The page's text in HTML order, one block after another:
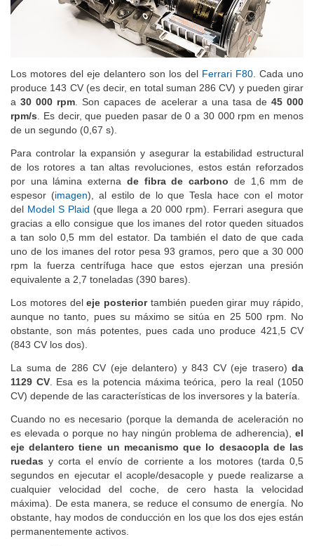
Los motores del eje delantero son los del Ferrari F80 . Cada uno
produce 143 CV (es decir, en total suman 286 CV) y pueden girar
a30 000 rpm . Son capaces de acelerar a una tasa de 45 000
rpm/s . Es decir, que pueden pasar de 0 a 30 000 rpm en menos
de un segundo (0,67 s).
Para controlar la expansión y asegurar la estabilidad estructural
de los rotores a tan altas revoluciones, estos están reforzados
por una lámina externa de fibra de carbono de 1,6 mm de
espesor (imagen), al estilo de lo que Tesla hace con el motor
del Model S Plaid (que llega a 20 000 rpm). Ferrari asegura que
gracias a ello consigue que los imanes del rotor queden situados
a tan solo 0,5 mm del estator. Da también el dato de que cada
uno de los imanes del rotor pesa 93 gramos, pero que a 30 000
rpm la fuerza centrífuga hace que estos ejerzan una presión
equivalente a 2,7 toneladas (390 bares).
Los motores deleje posteriortambién pueden girar muy rápido,
aunque no tanto, pues su máximo se sitúa en 25 500 rpm. No
obstante, son más potentes, pues cada uno produce 421,5 CV
(843 CV los dos).
La suma de 286 CV (eje delantero) y 843 CV (eje trasero) da
1129 CV. Esa es la potencia máxima teórica, pero la real (1050
CV) depende de las características de los inversores y la batería.
Cuando no es necesario (porque la demanda de aceleración no
es elevada o porque no hay ningún problema de adherencia), el
eje delantero tiene un mecanismo que lo desacopla de las
ruedas y corta el envío de corriente a los motores (tarda 0,5
segundos en ejecutar el acople/desacople y puede realizarse a
cualquier velocidad del coche, de cero hasta la velocidad
máxima). De esta manera, se reduce el consumo de energía. No
obstante, hay modos de conducción en los que los dos ejes están
permanentemente activos.